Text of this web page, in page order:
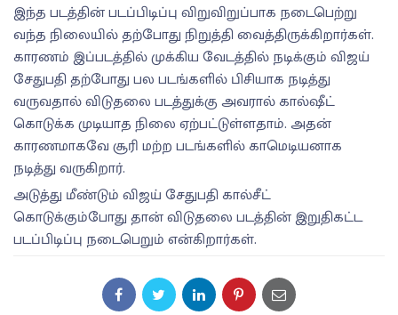
இந்த படத்தின் படப்பிடிப்பு விறுவிறுப்பாக நடைபெற்று
வந்த நிலையில் தற்போது நிறுத்தி வைத்திருக்கிறார்கள்.
காரணம் இப்படத்தில் முக்கிய வேடத்தில் நடிக்கும் விஜய்
சேதுபதி தற்போது பல படங்களில் பிசியாக நடித்து
வருவதால் விடுதலை படத்துக்கு அவரால் கால்ஷீட்
கொடுக்க முடியாத நிலை ஏற்பட்டுள்ளதாம். அதன்
காரணமாகவே சூரி மற்ற படங்களில் காமெடியனாக
நடித்து வருகிறார்.
அடுத்து மீண்டும் விஜய் சேதுபதி கால்சீட்
கொடுக்கும்போது தான் விடுதலை படத்தின் இறுதிகட்ட
படப்பிடிப்பு நடைபெறும் என்கிறார்கள்.